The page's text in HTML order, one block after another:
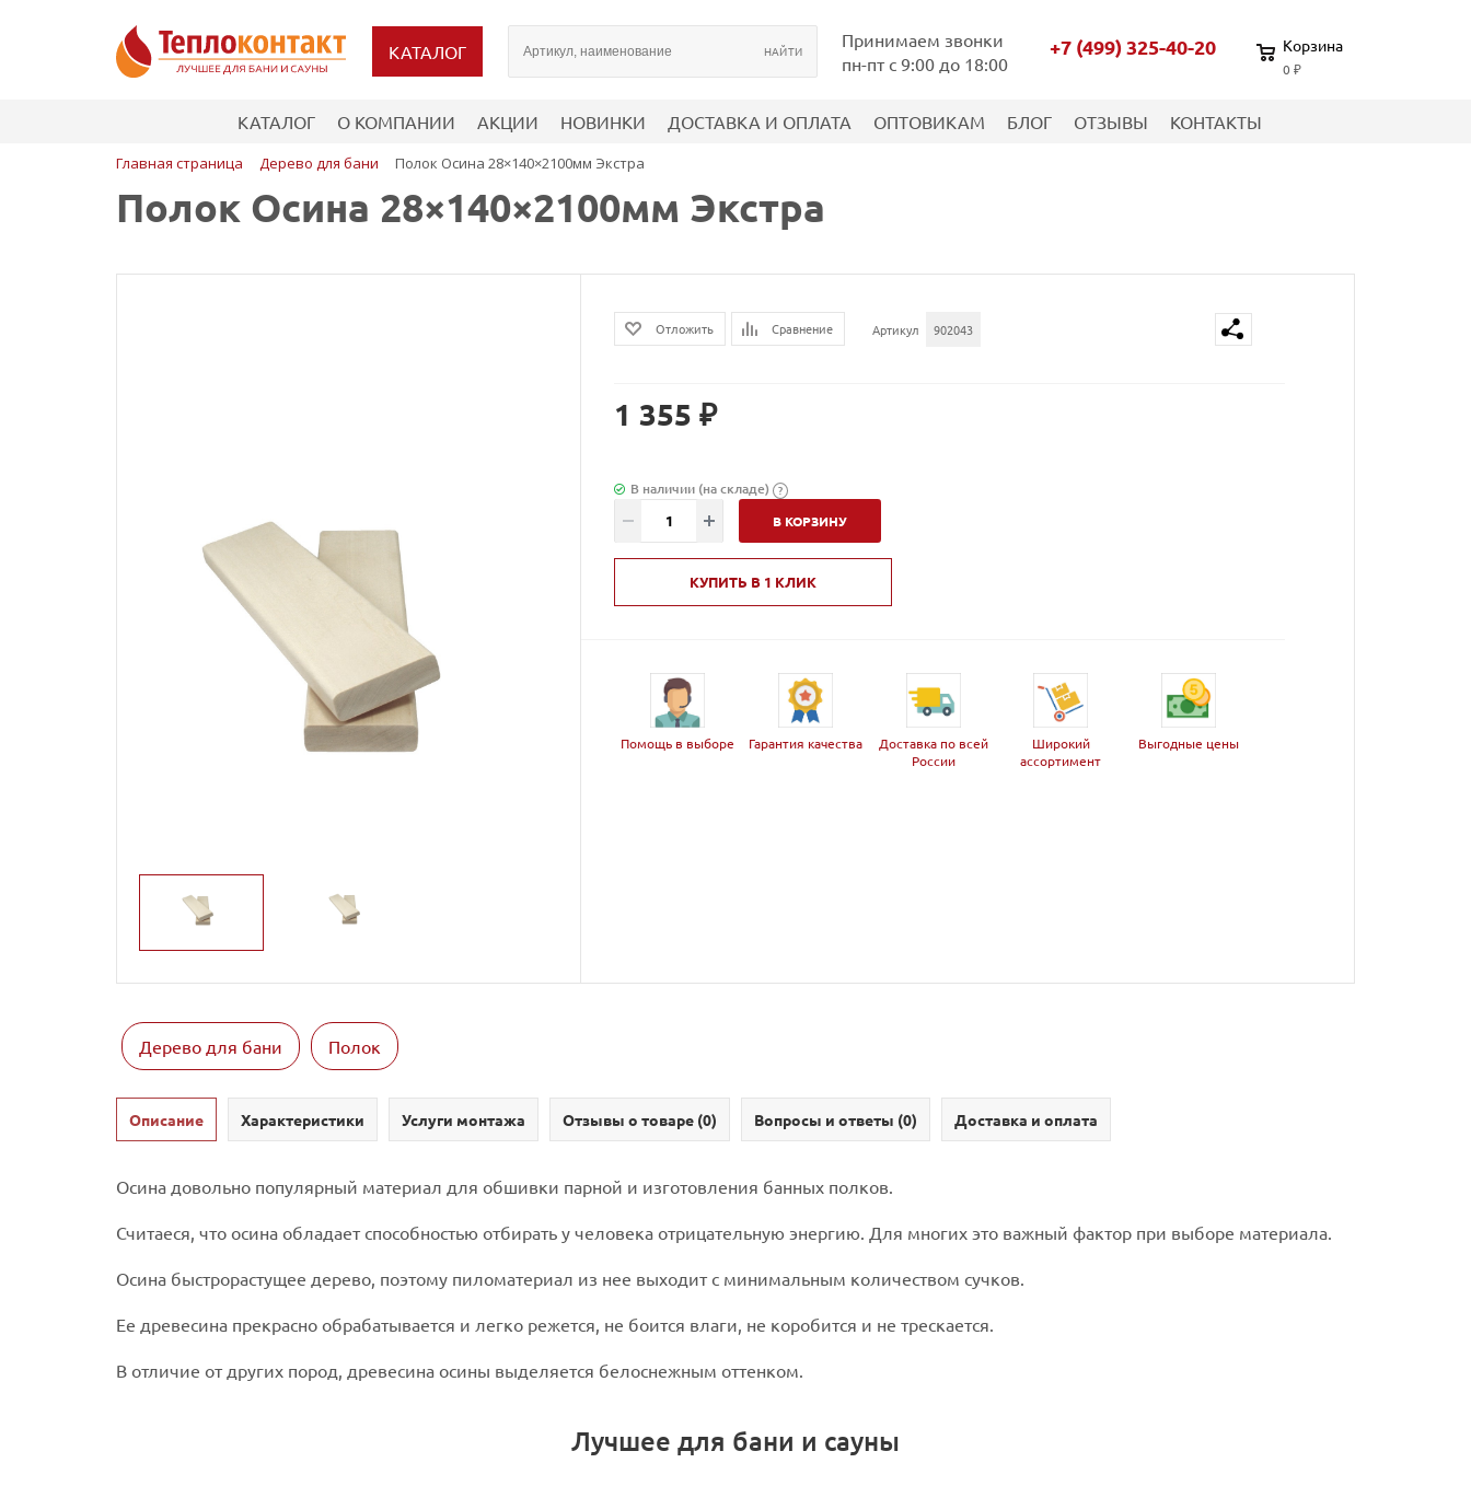
КАТАЛОГ
Принимаем звонки
пн-пт с 9:00 до 18:00
+7 (499) 325-40-20 Корзина
0 ₽
КАТАЛОГ О КОМПАНИИ АКЦИИ НОВИНКИ ДОСТАВКА И ОПЛАТА ОПТОВИКАМ БЛОГ ОТЗЫВЫ КОНТАКТЫ
Главная страница Дерево для бани Полок Осина 28×140×2100мм Экстра
Полок Осина 28×140×2100мм Экстра
Отложить Сравнение Артикул 902043
1 355 ₽
В наличии (на складе) ?
В КОРЗИНУ
КУПИТЬ В 1 КЛИК
Помощь в выборе Гарантия качества
Доставка по всей
России
Широкий
ассортимент
Выгодные цены
Дерево для бани Полок
Описание Характеристики Услуги монтажа Отзывы о товаре (0) Вопросы и ответы (0) Доставка и оплата
Осина довольно популярный материал для обшивки парной и изготовления банных полков.
Считаеся, что осина обладает способностью отбирать у человека отрицательную энергию. Для многих это важный фактор при выборе материала.
Осина быстрорастущее дерево, поэтому пиломатериал из нее выходит с минимальным количеством сучков.
Ее древесина прекрасно обрабатывается и легко режется, не боится влаги, не коробится и не трескается.
В отличие от других пород, древесина осины выделяется белоснежным оттенком.
Лучшее для бани и сауны